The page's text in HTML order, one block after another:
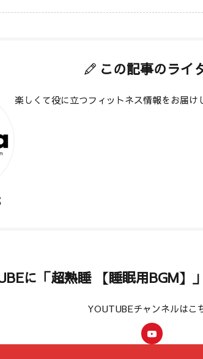
この記事のライ
楽しくて役に立つフィットネス情報をお届け
に「超熟睡 【睡眠用BGM】
YOUTUBEチャンネルはこ